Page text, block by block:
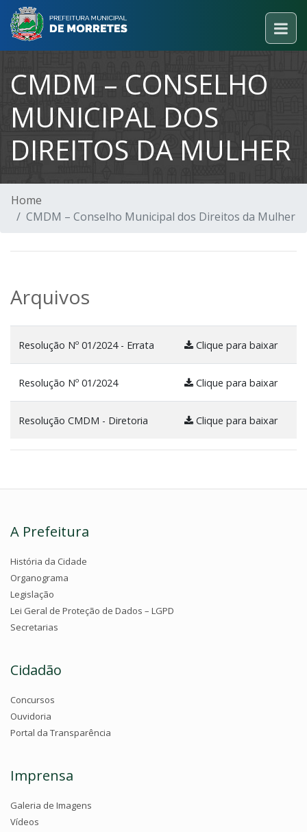
CMDM – CONSELHO
MUNICIPAL DOS
DIREITOS DA MULHER
Home
CMDM – Conselho Municipal dos Direitos da Mulher
Arquivos
Resolução Nº 01/2024 - Errata Clique para baixar
Resolução Nº 01/2024 Clique para baixar
Resolução CMDM - Diretoria Clique para baixar
A Prefeitura
História da Cidade
Organograma
Legislação
Lei Geral de Proteção de Dados – LGPD
Secretarias
Cidadão
Concursos
Ouvidoria
Portal da Transparência
Imprensa
Galeria de Imagens
Vídeos